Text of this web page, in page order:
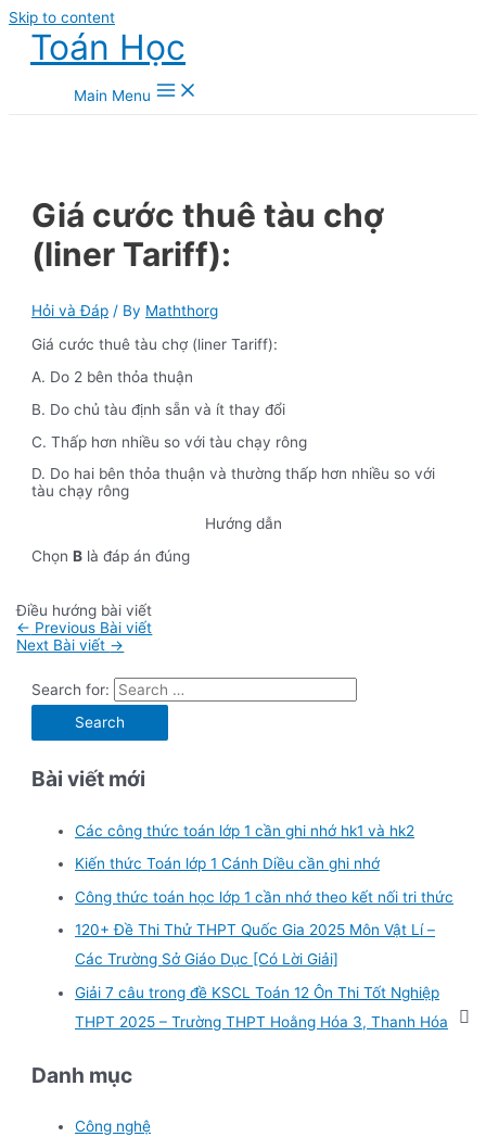
Skip to content
Toán Học
Main Menu
Giá cước thuê tàu chợ
(liner Tariff):
Hỏi và Đáp / By Maththorg
Giá cước thuê tàu chợ (liner Tariff):
A. Do 2 bên thỏa thuận
B. Do chủ tàu định sẵn và ít thay đổi
C. Thấp hơn nhiều so với tàu chạy rông
D. Do hai bên thỏa thuận và thường thấp hơn nhiều so với
tàu chạy rông
Hướng dẫn
ChọnB là đáp án đúng
Điều hướng bài viết
← Previous Bài viết
Next Bài viết →
Search for:
Bài viết mới
Các công thức toán lớp 1 cần ghi nhớ hk1 và hk2
Kiến thức Toán lớp 1 Cánh Diều cần ghi nhớ
Công thức toán học lớp 1 cần nhớ theo kết nối tri thức
120+ Đề Thi Thử THPT Quốc Gia 2025 Môn Vật Lí –
Các Trường Sở Giáo Dục [Có Lời Giải]
Giải 7 câu trong đề KSCL Toán 12 Ôn Thi Tốt Nghiệp
THPT 2025 – Trường THPT Hoằng Hóa 3, Thanh Hóa
Danh mục
Công nghệ